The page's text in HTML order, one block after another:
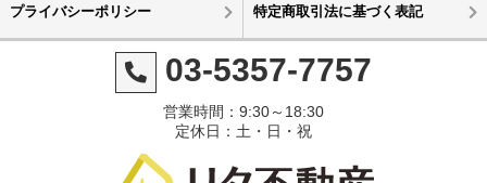
プライバシーポリシー 特定商取引法に基づく表記
03-5357-7757
営業時間：9:30～18:30
定休日：土・日・祝